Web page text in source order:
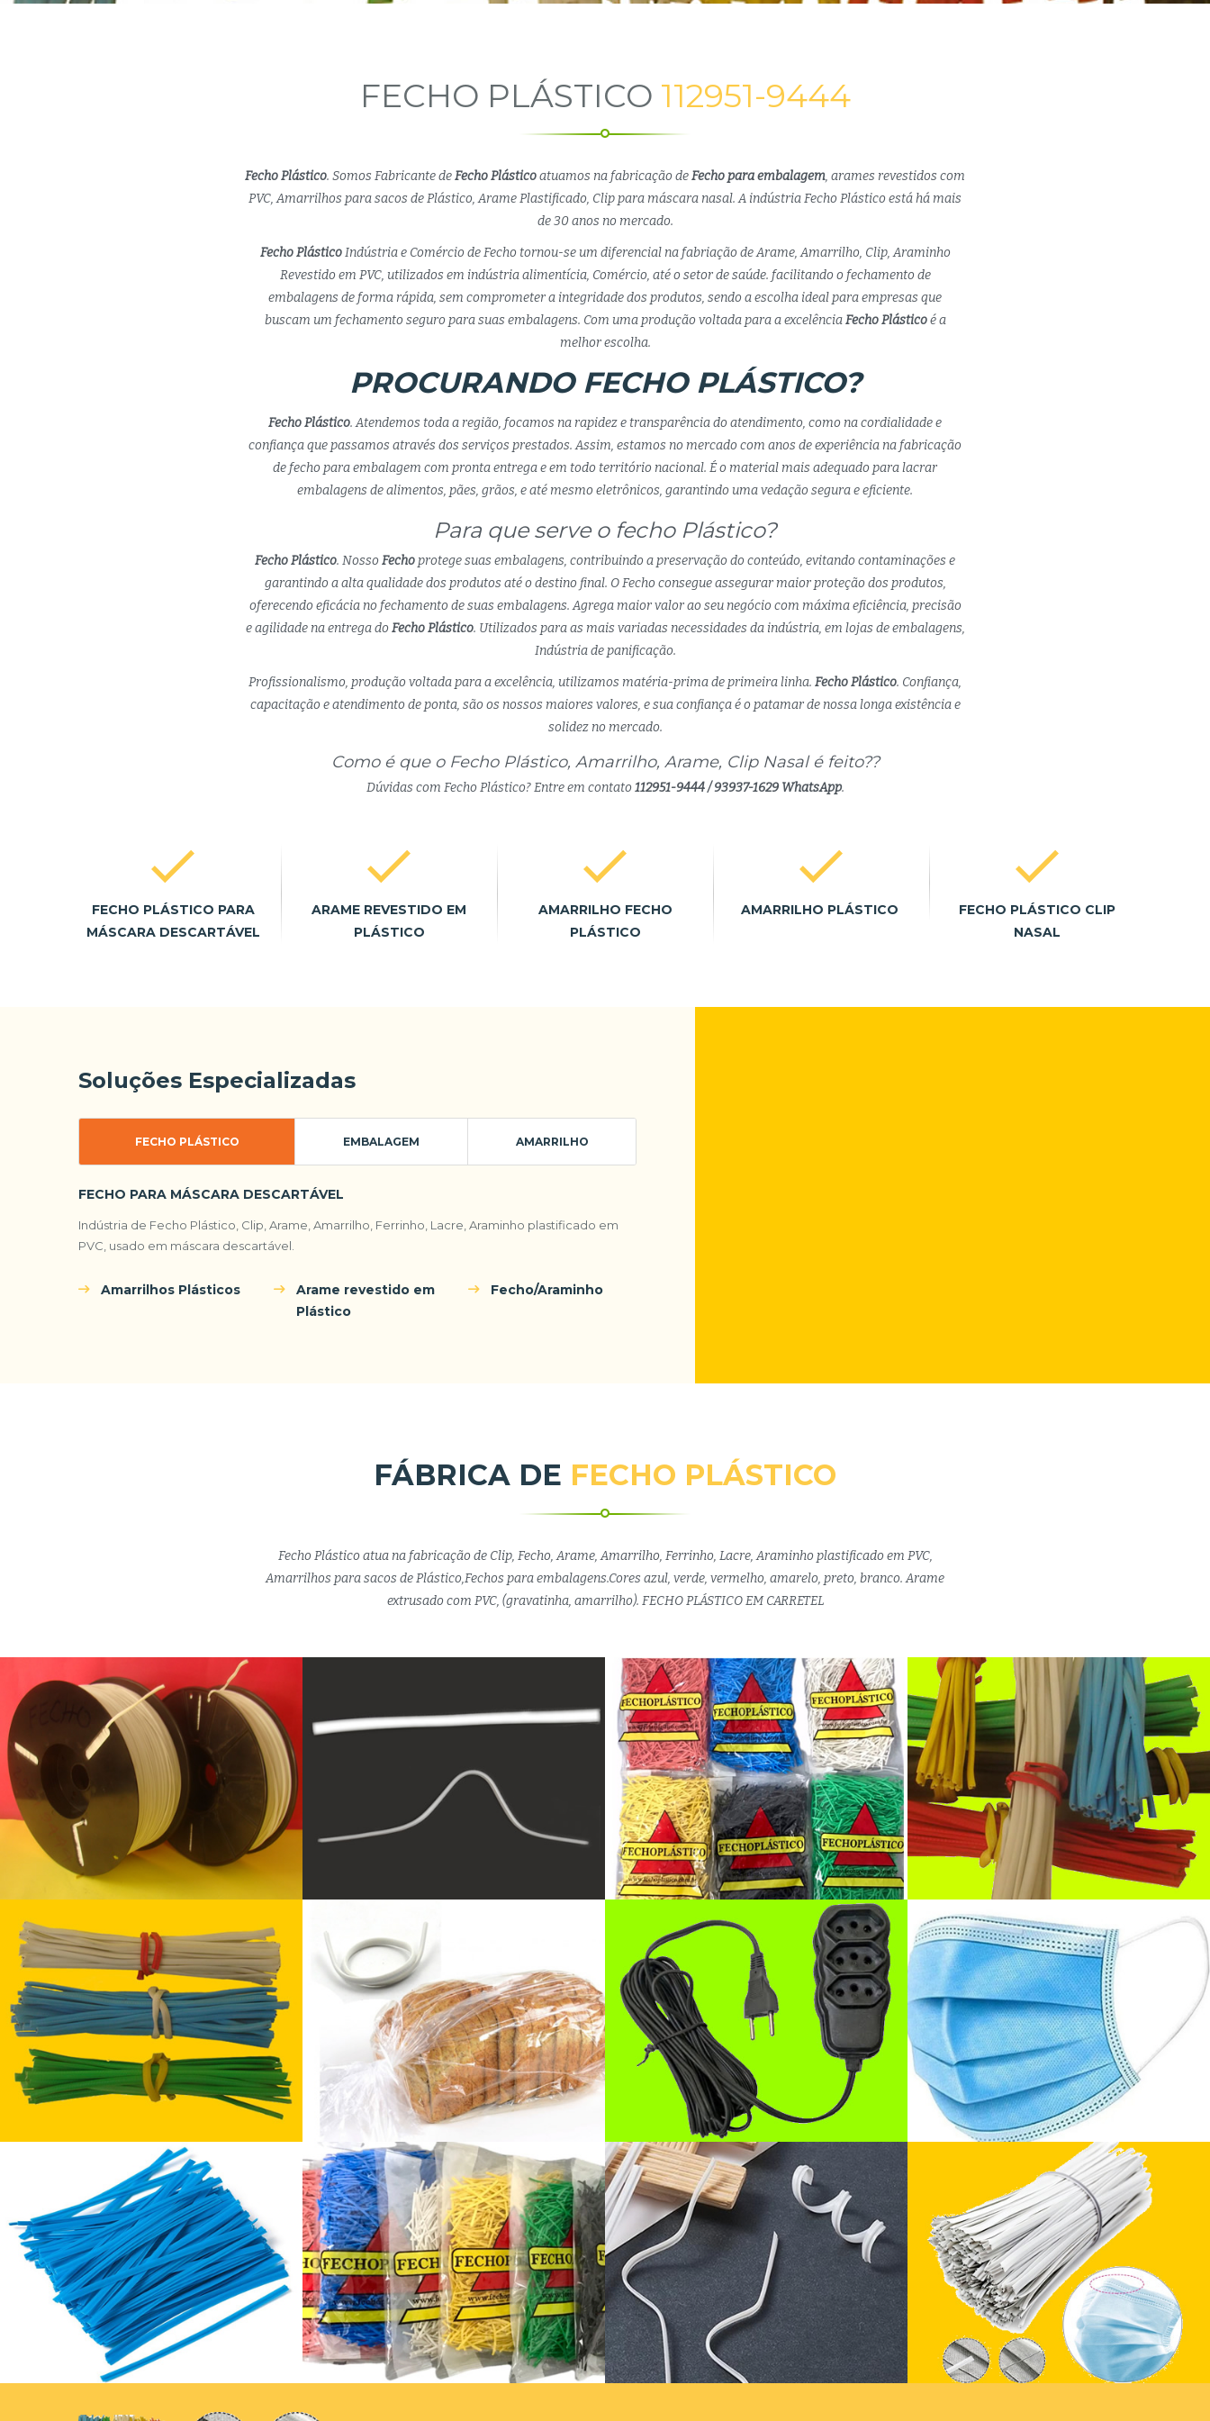
FECHO PLÁSTICO 112951-9444
Fecho Plástico. Somos Fabricante deFecho Plásticoatuamos na fabricação deFecho para embalagem, arames revestidos com
PVC, Amarrilhos para sacos de Plástico, Arame Plastificado, Clip para máscara nasal. A indústria Fecho Plástico está há mais
de 30 anos no mercado.
Fecho PlásticoIndústria e Comércio de Fecho tornou-se um diferencial na fabriação de Arame, Amarrilho, Clip, Araminho
Revestido em PVC, utilizados em indústria alimentícia, Comércio, até o setor de saúde. facilitando o fechamento de
embalagens de forma rápida, sem comprometer a integridade dos produtos, sendo a escolha ideal para empresas que
buscam um fechamento seguro para suas embalagens. Com uma produção voltada para a excelênciaFecho Plásticoé a
melhor escolha.
PROCURANDO FECHO PLÁSTICO?
Fecho Plástico. Atendemos toda a região, focamos na rapidez e transparência do atendimento, como na cordialidade e
confiança que passamos através dos serviços prestados. Assim, estamos no mercado com anos de experiência na fabricação
de fecho para embalagem com pronta entrega e em todo território nacional. É o material mais adequado para lacrar
embalagens de alimentos, pães, grãos, e até mesmo eletrônicos, garantindo uma vedação segura e eficiente.
Para que serve o fecho Plástico?
Fecho Plástico. Nosso Fecho protege suas embalagens, contribuindo a preservação do conteúdo, evitando contaminações e
garantindo a alta qualidade dos produtos até o destino final. O Fecho consegue assegurar maior proteção dos produtos,
oferecendo eficácia no fechamento de suas embalagens. Agrega maior valor ao seu negócio com máxima eficiência, precisão
e agilidade na entrega do Fecho Plástico. Utilizados para as mais variadas necessidades da indústria, em lojas de embalagens,
Indústria de panificação.
Profissionalismo, produção voltada para a excelência, utilizamos matéria-prima de primeira linha. Fecho Plástico. Confiança,
capacitação e atendimento de ponta, são os nossos maiores valores, e sua confiança é o patamar de nossa longa existência e
solidez no mercado.
Como é que o Fecho Plástico, Amarrilho, Arame, Clip Nasal é feito??
Dúvidas com Fecho Plástico? Entre em contato 112951-9444 / 93937-1629 WhatsApp.
FECHO PLÁSTICO PARA
MÁSCARA DESCARTÁVEL
ARAME REVESTIDO EM
PLÁSTICO
AMARRILHO FECHO
PLÁSTICO
AMARRILHO PLÁSTICO
FECHO PLÁSTICO CLIP
NASAL
Soluções Especializadas
FECHO PLÁSTICO EMBALAGEM AMARRILHO
FECHO PARA MÁSCARA DESCARTÁVEL
Indústria de Fecho Plástico, Clip, Arame, Amarrilho, Ferrinho, Lacre, Araminho plastificado em
PVC, usado em máscara descartável.
Amarrilhos Plásticos
Arame revestido em
Plástico
Fecho/Araminho
FÁBRICA DE FECHO PLÁSTICO
Fecho Plástico atua na fabricação de Clip, Fecho, Arame, Amarrilho, Ferrinho, Lacre, Araminho plastificado em PVC,
Amarrilhos para sacos de Plástico,Fechos para embalagens.Cores azul, verde, vermelho, amarelo, preto, branco. Arame
extrusado com PVC, (gravatinha, amarrilho). FECHO PLÁSTICO EM CARRETEL